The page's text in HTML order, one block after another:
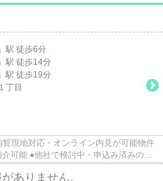
」駅 徒歩6分
」駅 徒歩14分
」駅 徒歩19分
１丁目
現地対応・オンライン内見が可能物件
可能 ●他社で検討中・申込み済みのお
ありません。